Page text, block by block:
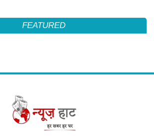
FEATURED